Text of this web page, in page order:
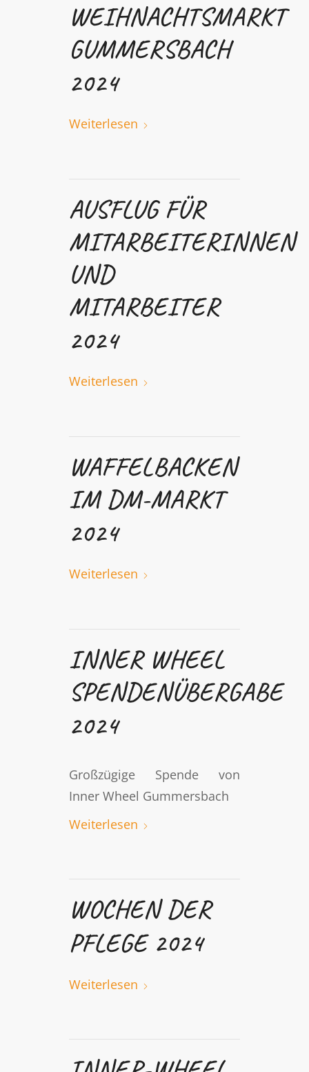
WEIHNACHTSMARKT
GUMMERSBACH
2024
Weiterlesen
AUSFLUG FÜR
MITARBEITERINNEN
UND
MITARBEITER
2024
Weiterlesen
WAFFELBACKEN
IM DM-MARKT
2024
Weiterlesen
INNER WHEEL
SPENDENÜBERGABE
2024
Großzügige Spende von
Inner Wheel Gummersbach
Weiterlesen
WOCHEN DER
PFLEGE 2024
Weiterlesen